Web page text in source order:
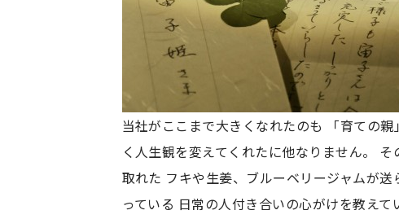
当社がここまで大きくなれたのも 「育ての
く人生観を変えてくれたに他なりません。
取れた フキや生姜、ブルーベリージャムが
っている 日常の人付き合いの心がけを教え